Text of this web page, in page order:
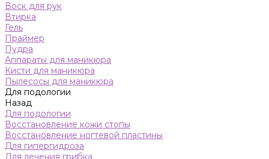
Воск для рук
Втирка
Гель
Праймер
Пудра
Аппараты для маникюра
Кисти для маникюра
Пылесосы для маникюра
Для подологии
Назад
Для подологии
Восстановление кожи стопы
Восстановление ногтевой пластины
Для гипергидроза
Для лечения грибка